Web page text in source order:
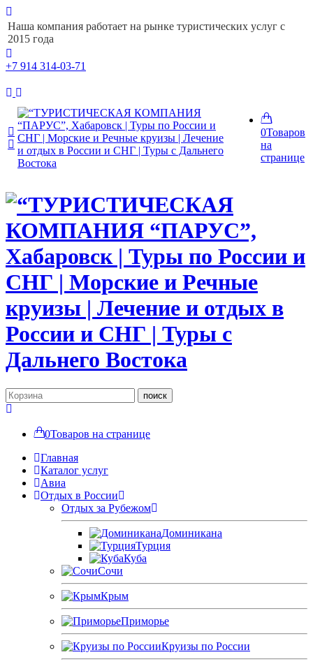
Наша компания работает на рынке туристических услуг с
2015 года
+7 914 314-03-71
0Товаров
на
странице
Поиск... поиск
0Товаров на странице
Главная
Каталог услуг
Авиа
Отдых в России
Отдых за Рубежом
Доминикана
Турция
Куба
Сочи
Крым
Приморье
Круизы по России